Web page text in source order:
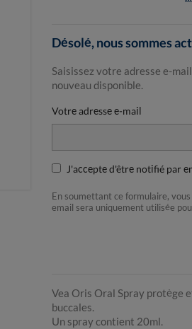
Désolé, nous sommes
Saisissez votre adresse e-
nouveau disponible.
Votre adresse e-mail
J'accepte d'être notifié par
En soumettant ce formulaire,
email sera uniquement utilisée
Vea Oris Oral Spray protège
buccales.
Un spray contient 20ml.